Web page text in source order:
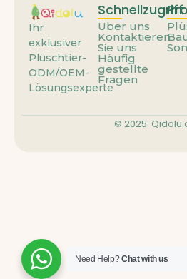
Ihr
exklusiver
Plüschtier-
ODM/OEM-
Lösungsexperte
Schnellzugriff
Über uns
Kontaktieren
Sie uns
Häufig
gestellte
Fragen
© 2025
Need Help?Chat with us